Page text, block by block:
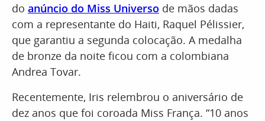
do anúncio do Miss Universo de mãos dadas
com a representante do Haiti, Raquel Pélissier,
que garantiu a segunda colocação. A medalha
de bronze da noite ficou com a colombiana
Andrea Tovar.
Recentemente, Iris relembrou o aniversário de
dez anos que foi coroada Miss França. “10 anos